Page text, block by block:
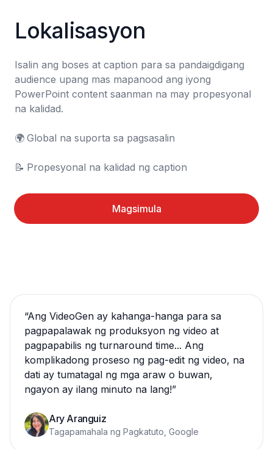
Lokalisasyon
Isalin ang boses at caption para sa pandaigdigang
audience upang mas mapanood ang iyong
PowerPoint content saanman na may propesyonal
na kalidad.
🌍	Global na suporta sa pagsasalin
📝	Propesyonal na kalidad ng caption
Magsimula
“Ang VideoGen ay kahanga-hanga para sa
pagpapalawak ng produksyon ng video at
pagpapabilis ng turnaround time... Ang
komplikadong proseso ng pag-edit ng video, na
dati ay tumatagal ng mga araw o buwan,
ngayon ay ilang minuto na lang!”
Ary Aranguiz
Tagapamahala ng Pagkatuto, Google